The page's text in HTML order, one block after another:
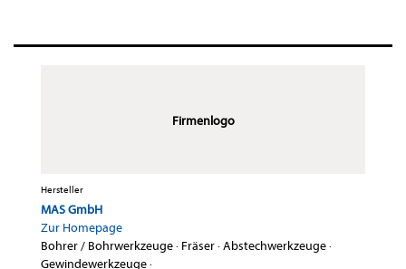
Firmenlogo
Hersteller
MAS GmbH
Zur Homepage
Bohrer / Bohrwerkzeuge· Fräser·Abstechwerkzeuge·
Gewindewerkzeuge·